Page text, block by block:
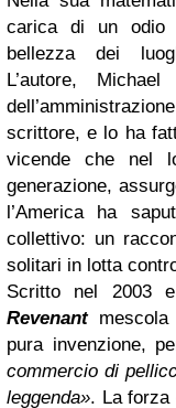
carica di un odio
bellezza dei
L’autore,
Michael
scrittore, e lo ha
vicende che nel
generazione,
l’America ha
collettivo: un
solitari in lotta
Scritto nel 2003
Revenantmescola
pura invenzione,
commercio di
leggenda». La forza